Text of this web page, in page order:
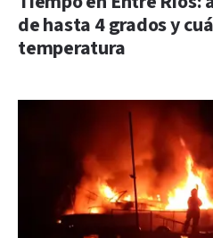
de hasta 4 grados y
temperatura